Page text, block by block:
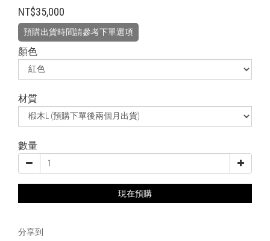
NT$35,000
預購出貨時間請參考下單選項
顏色
材質
數量
現在預購
分享到